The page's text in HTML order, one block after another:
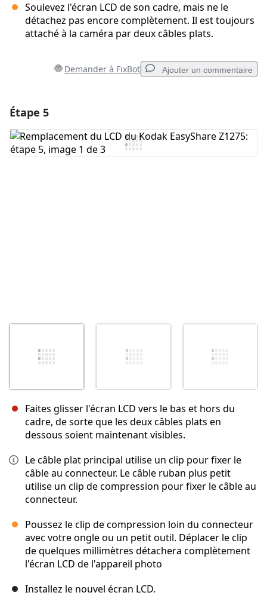
Soulevez l'écran LCD de son cadre, mais ne le
détachez pas encore complètement. Il est toujours
attaché à la caméra par deux câbles plats.
Demander à FixBot Ajouter un commentaire
Ajouter un commentaire
Étape 5
Faites glisser l'écran LCD vers le bas et hors du
cadre, de sorte que les deux câbles plats en
dessous soient maintenant visibles.
Le câble plat principal utilise un clip pour fixer le
câble au connecteur. Le câble ruban plus petit
utilise un clip de compression pour fixer le câble au
connecteur.
Poussez le clip de compression loin du connecteur
avec votre ongle ou un petit outil. Déplacer le clip
de quelques millimètres détachera complètement
l'écran LCD de l'appareil photo
Installez le nouvel écran LCD.